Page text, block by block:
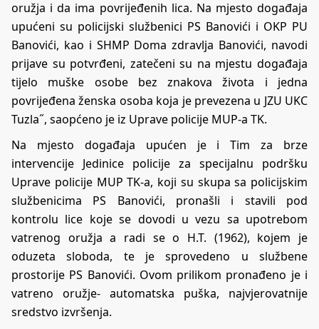
oružja i da ima povrijeđenih lica. Na mjesto događaja
upućeni su policijski službenici PS Banovići i OKP PU
Banovići, kao i SHMP Doma zdravlja Banovići, navodi
prijave su potvrđeni, zatečeni su na mjestu događaja
tijelo muške osobe bez znakova života i jedna
povrijeđena ženska osoba koja je prevezena u JZU UKC
Tuzla˝, saopćeno je iz Uprave policije MUP-a TK.
Na mjesto događaja upućen je i Tim za brze
intervencije Jedinice policije za specijalnu podršku
Uprave policije MUP TK-a, koji su skupa sa policijskim
službenicima PS Banovići, pronašli i stavili pod
kontrolu lice koje se dovodi u vezu sa upotrebom
vatrenog oružja a radi se o H.T. (1962), kojem je
oduzeta sloboda, te je sprovedeno u službene
prostorije PS Banovići. Ovom prilikom pronađeno je i
vatreno oružje- automatska puška, najvjerovatnije
sredstvo izvršenja.